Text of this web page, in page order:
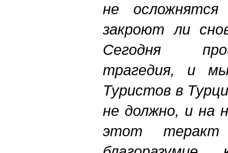
не
закроют ли
Сегодня
трагедия, и
Туристов в
не должно, и на
этот